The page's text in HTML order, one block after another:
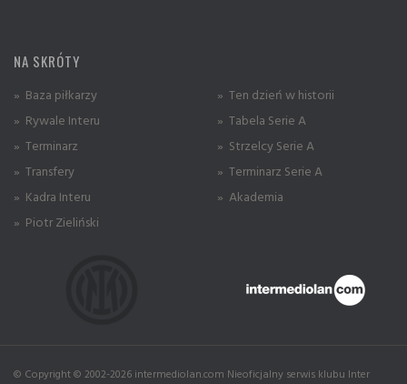
NA SKRÓTY
» Baza piłkarzy
» Rywale Interu
» Terminarz
» Transfery
» Kadra Interu
» Piotr Zieliński
» Ten dzień w historii
» Tabela Serie A
» Strzelcy Serie A
» Terminarz Serie A
» Akademia
© Copyright © 2002-2026 intermediolan.com Nieoficjalny serwis klubu Inter